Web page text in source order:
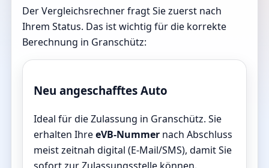
Der Vergleichsrechner fragt Sie zuerst nach
Ihrem Status. Das ist wichtig für die korrekte
Berechnung in Granschütz:
Neu angeschafftes Auto
Ideal für die Zulassung in Granschütz. Sie
erhalten IhreeVB-Nummer nach Abschluss
meist zeitnah digital (E-Mail/SMS), damit Sie